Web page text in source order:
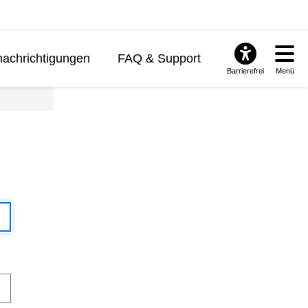
FAQ & Support
Barrierefrei Menü